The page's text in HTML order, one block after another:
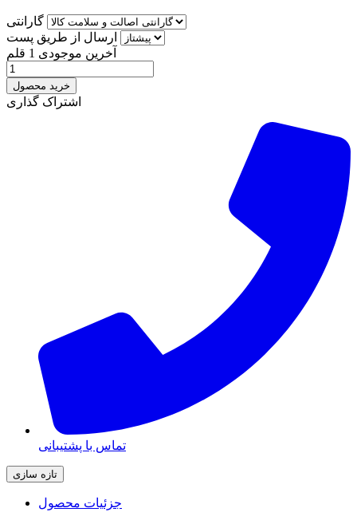
گارانتی
ارسال از طریق پست
آخرین موجودی 1 قلم
خرید محصول
اشتراک گذاری
تماس با پشتیبانی
جزئیات محصول